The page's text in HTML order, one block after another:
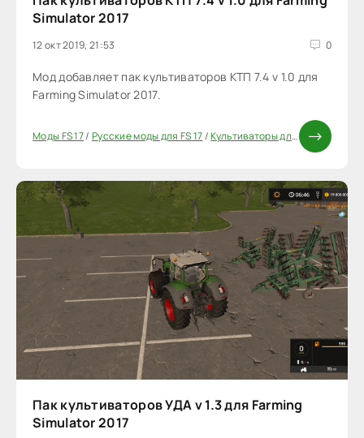
Simulator 2017
12 окт 2019, 21:53 0
Мод добавляет пак культиваторов КТП 7.4 v 1.0 для
Farming Simulator 2017.
Моды FS 17/ Русские моды для FS 17/Культиваторы для FS17 / Моды
Пак культиваторов УДА v 1.3 для Farming
Simulator 2017